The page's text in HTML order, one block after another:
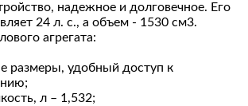
надежное и долговечное. Его
24 л. с., а объем - 1530 см3.
агрегата:
размеры, удобный доступ к
л – 1,532;